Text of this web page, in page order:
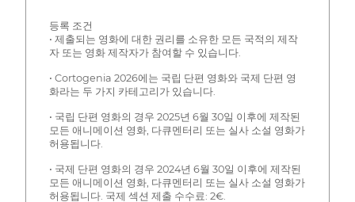
등록 조건
• 제출되는 영화에 대한 권리를 소유한 모든 국적의 제작
자 또는 영화 제작자가 참여할 수 있습니다.
• Cortogenia 2026에는 국립 단편 영화와 국제 단편 영
화라는 두 가지 카테고리가 있습니다.
• 국립 단편 영화의 경우 2025년 6월 30일 이후에 제작된
모든 애니메이션 영화, 다큐멘터리 또는 실사 소설 영화가
허용됩니다.
• 국제 단편 영화의 경우 2024년 6월 30일 이후에 제작된
모든 애니메이션 영화, 다큐멘터리 또는 실사 소설 영화가
허용됩니다. 국제 섹션 제출 수수료: 2€.